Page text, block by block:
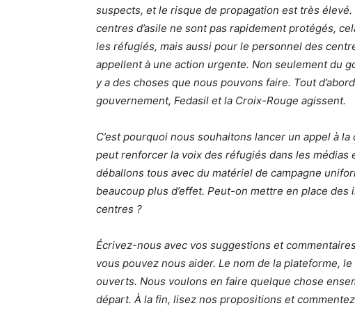
suspects, et le risque de propagation est très
centres d’asile ne sont pas rapidement protégés,
les réfugiés, mais aussi pour le personnel des
appellent à une action urgente. Non seulement du
y a des choses que nous pouvons faire. Tout
gouvernement, Fedasil et la Croix-Rouge agissent.
C’est pourquoi nous souhaitons lancer un appel à
peut renforcer la voix des réfugiés dans les médias
déballons tous avec du matériel de campagne
beaucoup plus d’effet. Peut-on mettre en place
centres ?
Écrivez-nous avec vos suggestions et
vous pouvez nous aider. Le nom de la plateforme,
ouverts. Nous voulons en faire quelque chose
départ. À la fin, lisez nos propositions et